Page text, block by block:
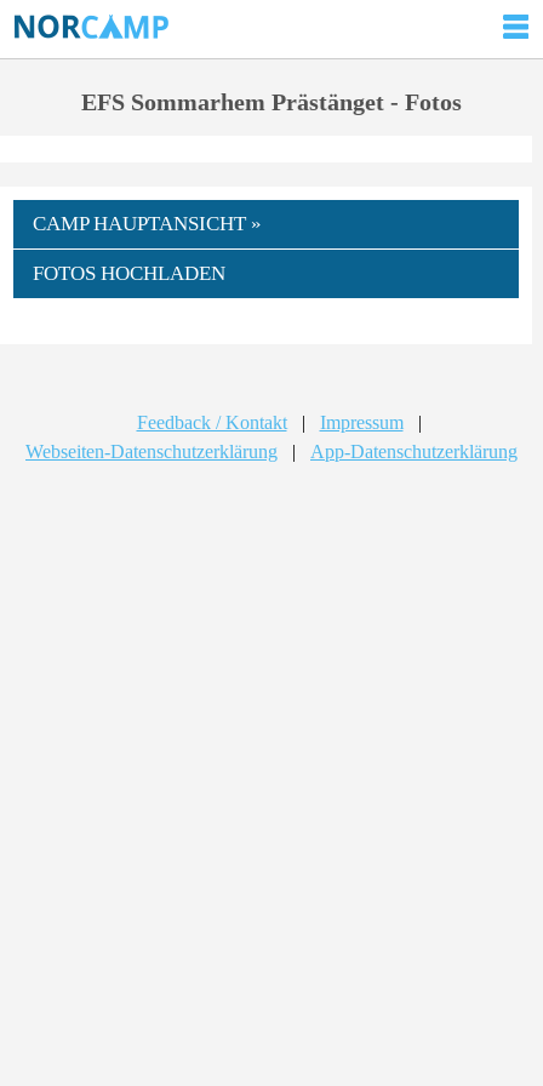
EFS Sommarhem Prästänget - Fotos
CAMP HAUPTANSICHT »
FOTOS HOCHLADEN
Feedback / Kontakt | Impressum
|
Webseiten-Datenschutzerklärung
| App-Datenschutzerklärung